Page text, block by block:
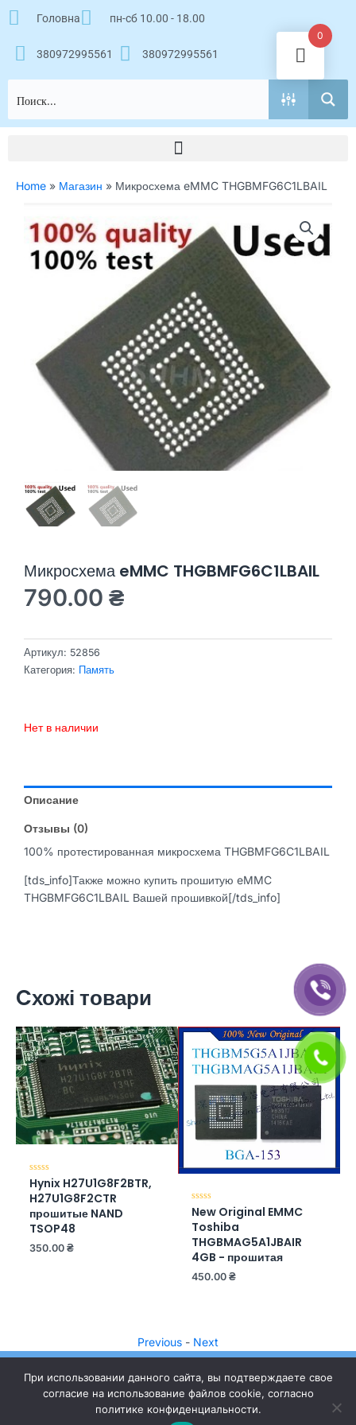
Перейти
Головна пн-сб 10.00 - 18.00
380972995561 380972995561
Home » Магазин » Микросхема eMMC THGBMFG6C1LBAIL
Микросхема eMMC THGBMFG6C1LBAIL
790.00 ₴
Артикул: 52856
Категория: Память
Нет в наличии
Описание
Отзывы (0)
100% протестированная микросхема THGBMFG6C1LBAIL
[tds_info]Также можно купить прошитую eMMC
THGBMFG6C1LBAIL Вашей прошивкой[/tds_info]
Cхожі товари
Оценка
0
из
Hynix H27U1G8F2BTR,
H27U1G8F2CTR
прошитые NAND
TSOP48
350.00 ₴
Оценка
0
из
5
New Original EMMC
Toshiba
THGBMAG5A1JBAIR
4GB - прошитая
450.00 ₴
Previous - Next
0
При использовании данного сайта, вы подтверждаете свое
согласие на использование файлов cookie, согласно
политике конфиденциальности.